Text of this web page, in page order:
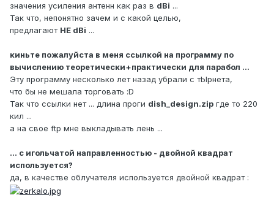
значения усиления антенн как раз в dBi ...
Так что, непонятно зачем и с какой целью,
предлагают НЕ dBi ...
киньте пожалуйста в меня ссылкой на программу по
вычислению теоретически+практически для парабол ...
Эту программу несколько лет назад убрали с тЫрнета,
что бы не мешала торговать :D
Так что ссылки нет ... длина проги dish_design.zip где то 220
кил ...
а на свое ftp мне выкладывать лень ...
... с игольчатой направленностью - двойной квадрат
используется?
да, в качестве облучателя используется двойной квадрат :